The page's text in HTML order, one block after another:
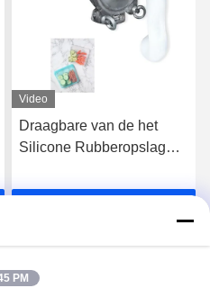
Video
Draagbare van de het
Silicone Rubberopslag
Vloeibare de Zak
PM